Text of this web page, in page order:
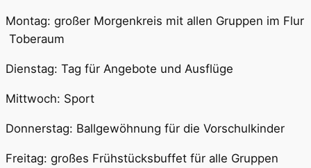
Montag: großer Morgenkreis mit allen Gruppen im Flur
Toberaum
Dienstag: Tag für Angebote und Ausflüge
Mittwoch: Sport
Donnerstag: Ballgewöhnung für die Vorschulkinder
Freitag: großes Frühstücksbuffet für alle Gruppen